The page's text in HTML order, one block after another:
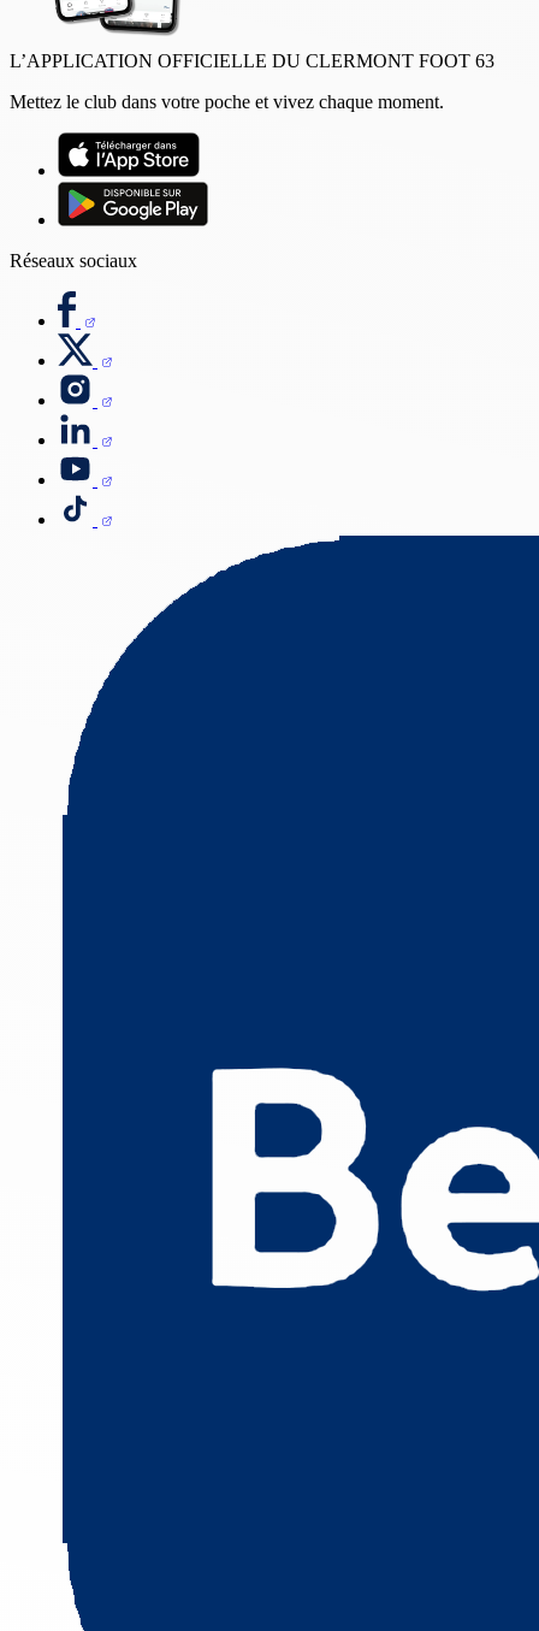
L’APPLICATION OFFICIELLE DU CLERMONT FOOT 63
Mettez le club dans votre poche et vivez chaque moment.
Réseaux sociaux